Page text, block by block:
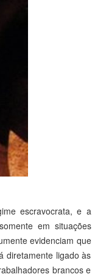
escravocrata, e a
em situações
evidenciam que
diretamente ligado às
brancos e